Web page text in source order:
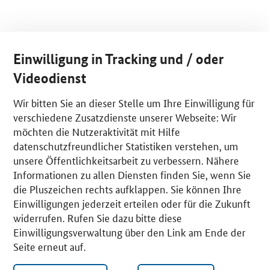
Einwilligung in Tracking und / oder
Videodienst
Wir bitten Sie an dieser Stelle um Ihre Einwilligung für
verschiedene Zusatzdienste unserer Webseite: Wir
möchten die Nutzeraktivität mit Hilfe
datenschutzfreundlicher Statistiken verstehen, um
unsere Öffentlichkeitsarbeit zu verbessern. Nähere
Informationen zu allen Diensten finden Sie, wenn Sie
die Pluszeichen rechts aufklappen. Sie können Ihre
Einwilligungen jederzeit erteilen oder für die Zukunft
widerrufen. Rufen Sie dazu bitte diese
Einwilligungsverwaltung über den Link am Ende der
Seite erneut auf.